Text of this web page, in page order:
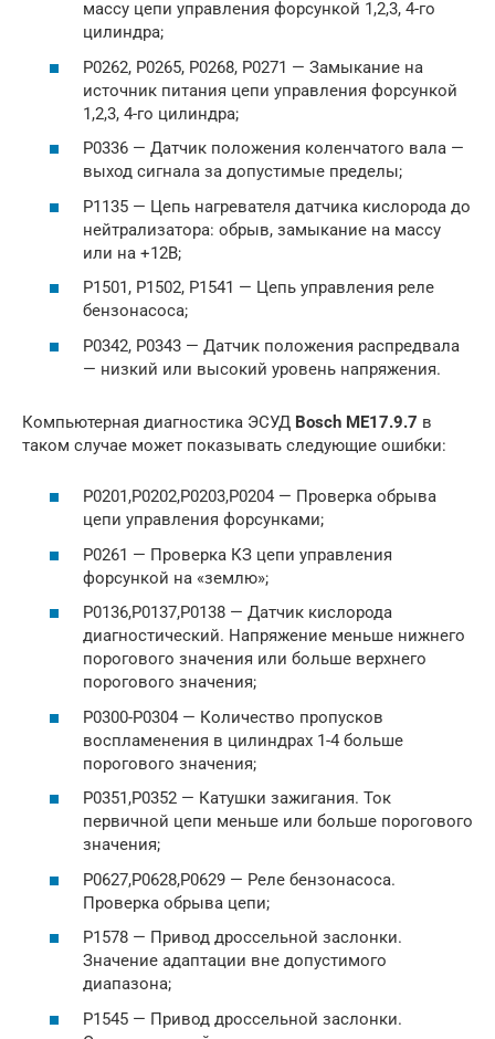
массу цепи управления форсункой 1,2,3, 4-го
цилиндра;
Р0262, Р0265, Р0268, Р0271 — Замыкание на
источник питания цепи управления форсункой
1,2,3, 4-го цилиндра;
Р0336 — Датчик положения коленчатого вала —
выход сигнала за допустимые пределы;
Р1135 — Цепь нагревателя датчика кислорода до
нейтрализатора: обрыв, замыкание на массу
или на +12В;
P1501, P1502, Р1541 — Цепь управления реле
бензонасоса;
P0342, P0343 — Датчик положения распредвала
— низкий или высокий уровень напряжения.
Компьютерная диагностика ЭСУД Bosch ME17.9.7 в
таком случае может показывать следующие ошибки:
P0201,P0202,P0203,P0204 — Проверка обрыва
цепи управления форсунками;
P0261 — Проверка КЗ цепи управления
форсункой на «землю»;
P0136,P0137,P0138 — Датчик кислорода
диагностический. Напряжение меньше нижнего
порогового значения или больше верхнего
порогового значения;
P0300-P0304 — Количество пропусков
воспламенения в цилиндрах 1-4 больше
порогового значения;
Р0351,Р0352 — Катушки зажигания. Ток
первичной цепи меньше или больше порогового
значения;
P0627,P0628,P0629 — Реле бензонасоса.
Проверка обрыва цепи;
P1578 — Привод дроссельной заслонки.
Значение адаптации вне допустимого
диапазона;
Р1545 — Привод дроссельной заслонки.